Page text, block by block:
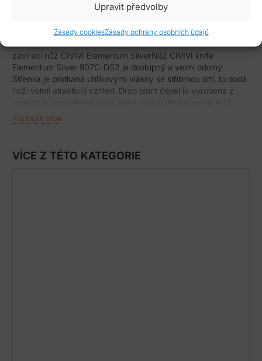
Upravit předvolby
Zásady cookiesZásady ochrany osobních údajů
zavírací nůž CIVIVI Elementum SilverNůž CIVIVI knife
Elementum Silver 907C-DS2 je dostupný a velmi odolný.
Střenka je protkaná uhlíkovými vlákny se stříbrnou drtí, to dodá
noži velmi atraktivní vzhled. Drop point čepel je vyrobena z
snadno otevřete, poté je čepel fixována pojistkou liner lock. Na
rukojeti je pravostranný kapesní klips. Nůž je dodávaný s
CIVIVI Elementum: Celková délka:177,60 mm Délka
čepele:75,20 mm Síla čepeli:3,00 mm Hmotnost:77,70
Zobrazit více
VÍCE Z TÉTO KATEGORIE